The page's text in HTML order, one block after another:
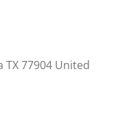
TX 77904 United